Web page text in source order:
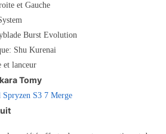
et Gauche
Burst Evolution
Shu Kurenai
et lanceur
Tomy
Spryzen S3 7 Merge